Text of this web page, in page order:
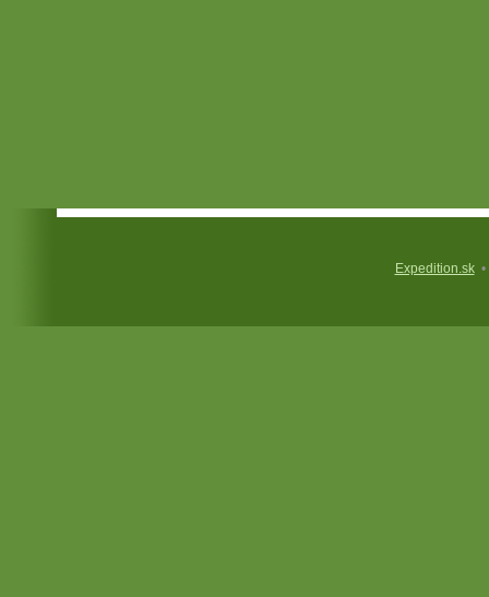
Expedition.sk